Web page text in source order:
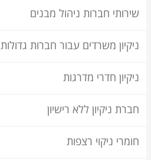
שירותי חברות ניהול מבנים
ניקיון משרדים עבור חברות גדולות
ניקיון חדרי מדרגות
חברת ניקיון ללא רישיון
חומרי ניקוי רצפות